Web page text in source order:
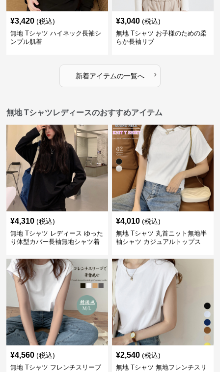
¥3,420 (税込)
無地 Tシャツ ハイネック長袖シ
ンプル肌着
¥3,040 (税込)
無地 Tシャツ お子様のための柔
らか長袖リブ
新着アイテムの一覧へ ›
無地 Tシャツレディースのおすすめアイテム
¥4,310 (税込)
無地 Tシャツ レディース ゆった
り体型カバー長袖無地シャツ着
¥4,010 (税込)
無地 Tシャツ 丸首ニット無地半
袖シャツ カジュアルトップス
¥4,560 (税込)
無地 Tシャツ フレンチスリーブ
¥2,540 (税込)
無地 Tシャツ 無地フレンチスリ